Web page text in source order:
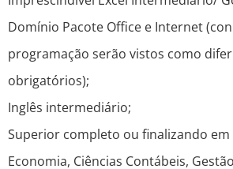
Domínio Pacote Office e Internet
programação serão vistos como
obrigatórios);
Inglês intermediário;
Superior completo ou finalizando
Economia, Ciências Contábeis,